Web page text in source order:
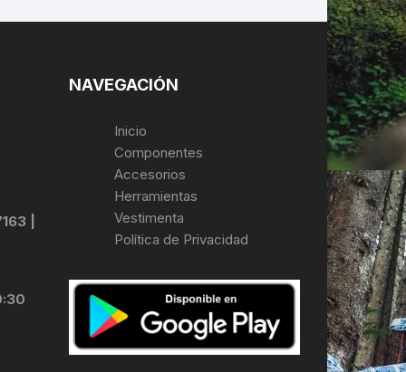
|
NAVEGACIÓN
Inicio
Componentes
Accesorios
Herramientas
Vestimenta
Política de Privacidad